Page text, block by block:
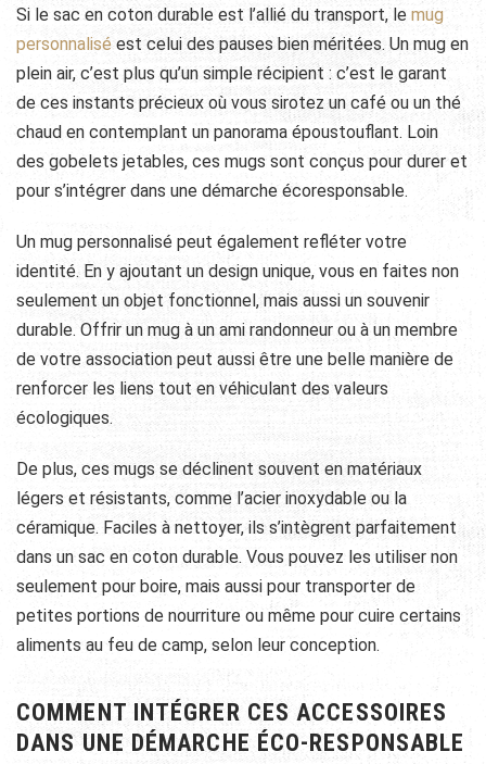
Si le sac en coton durable est l’allié du transport, le mug
personnalisé est celui des pauses bien méritées. Un mug en
plein air, c’est plus qu’un simple récipient : c’est le garant
de ces instants précieux où vous sirotez un café ou un thé
chaud en contemplant un panorama époustouflant. Loin
des gobelets jetables, ces mugs sont conçus pour durer et
pour s’intégrer dans une démarche écoresponsable.
Un mug personnalisé peut également refléter votre
identité. En y ajoutant un design unique, vous en faites non
seulement un objet fonctionnel, mais aussi un souvenir
durable. Offrir un mug à un ami randonneur ou à un membre
de votre association peut aussi être une belle manière de
renforcer les liens tout en véhiculant des valeurs
écologiques.
De plus, ces mugs se déclinent souvent en matériaux
légers et résistants, comme l’acier inoxydable ou la
céramique. Faciles à nettoyer, ils s’intègrent parfaitement
dans un sac en coton durable. Vous pouvez les utiliser non
seulement pour boire, mais aussi pour transporter de
petites portions de nourriture ou même pour cuire certains
aliments au feu de camp, selon leur conception.
COMMENT INTÉGRER CES ACCESSOIRES
DANS UNE DÉMARCHE ÉCO-RESPONSABLE